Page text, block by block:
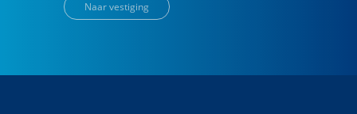
Naar vestiging